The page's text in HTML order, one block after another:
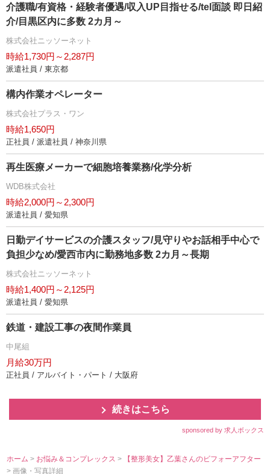
介護職/有資格・経験者優遇/収入UP目指せる/tel面談 即日紹
介/目黒区内に多数 2カ月～
株式会社ニッソーネット
時給1,730円～2,287円
派遣社員 / 東京都
構内作業オペレーター
株式会社プラス・ワン
時給1,650円
正社員 / 派遣社員 / 神奈川県
再生医療メーカーで細胞培養業務/化学分析
WDB株式会社
時給2,000円～2,300円
派遣社員 / 愛知県
日勤デイサービスの介護スタッフ/見守りやお話相手中心で
負担少なめ/愛西市内に勤務地多数 2カ月～長期
株式会社ニッソーネット
時給1,400円～2,125円
派遣社員 / 愛知県
鉄道・建設工事の夜間作業員
中尾組
月給30万円
正社員 / アルバイト・パート / 大阪府
続きはこちら
sponsored by 求人ボックス
ホーム > お悩み＆コンプレックス>
【整形美女】乙葉さんのビフォーアフター
> 画像・写真詳細